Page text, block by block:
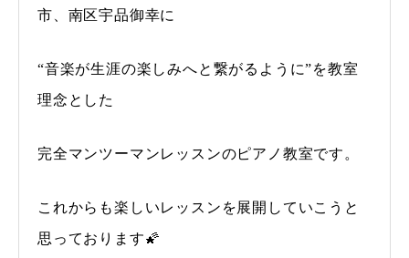
市、南区宇品御幸に
“音楽が生涯の楽しみへと繋がるように”を教室
理念とした
完全マンツーマンレッスンのピアノ教室です。
これからも楽しいレッスンを展開していこうと
思っております🌠